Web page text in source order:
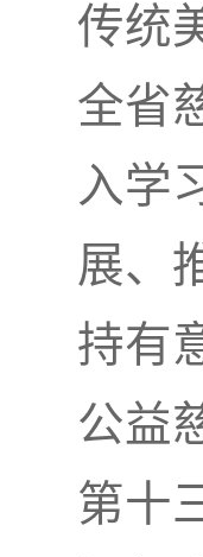
传统
全省
入学
展、
持有
公益
第十